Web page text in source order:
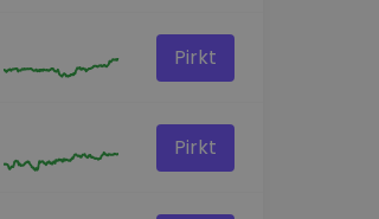
Pirkt
Pirkt